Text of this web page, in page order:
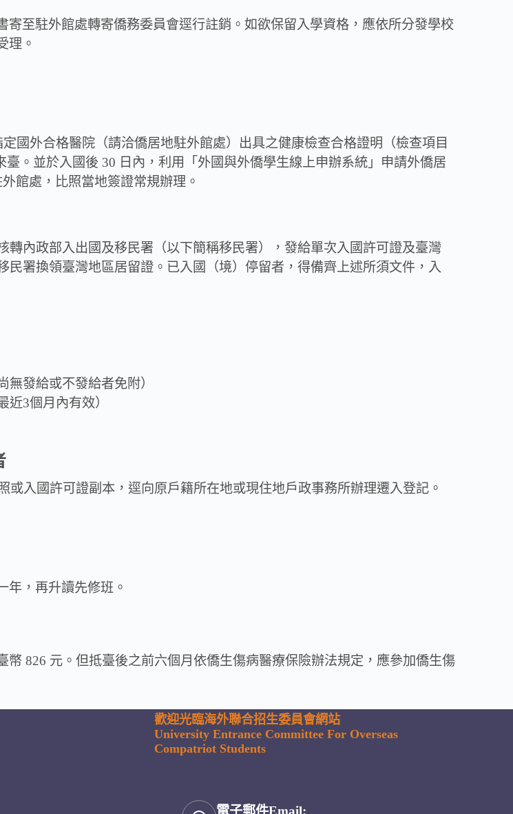
至駐外館處轉寄僑務委員會逕行註銷。如欲保留入學資格，應依所分發學校
理。
國外合格醫院（請洽僑居地駐外館處）出具之健康檢查合格證明（檢查項目
。並於入國後 30 日內，利用「外國與外僑學生線上申辦系統」申請外僑居
館處，比照當地簽證常規辦理。
內政部入出國及移民署（以下簡稱移民署），發給單次入國許可證及臺灣
署換領臺灣地區居留證。已入國（境）停留者，得備齊上述所須文件，入
發給或不發給者免附）
3個月內有效）
入國許可證副本，逕向原戶籍所在地或現住地戶政事務所辦理遷入登記。
年，再升讀先修班。
826 元。但抵臺後之前六個月依僑生傷病醫療保險辦法規定，應參加僑生傷
歡迎光臨海外聯合招生委員會網站
University Entrance Committee For Overseas
Compatriot Students
電子郵件Email: